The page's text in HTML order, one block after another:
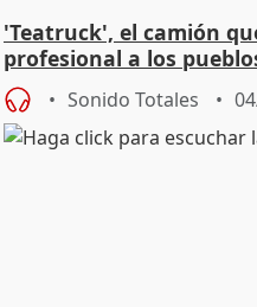
'Teatruck', el camión
profesional a los
Sonido Totales